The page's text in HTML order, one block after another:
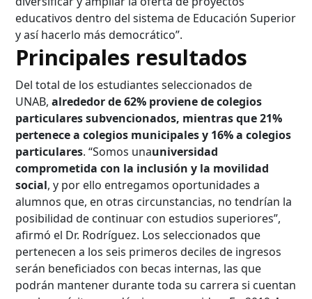
educativos dentro del sistema de Educación Superior
y así hacerlo más democrático”.
Principales resultados
Del total de los estudiantes seleccionados de
UNAB,alrededor de 62% proviene de colegios
particulares subvencionados, mientras que 21%
pertenece a colegios municipales y 16% a colegios
particulares. “Somos unauniversidad
comprometida con la inclusión y la movilidad
social, y por ello entregamos oportunidades a
alumnos que, en otras circunstancias, no tendrían la
posibilidad de continuar con estudios superiores”,
afirmó el Dr. Rodríguez. Los seleccionados que
pertenecen a los seis primeros deciles de ingresos
serán beneficiados con becas internas, las que
podrán mantener durante toda su carrera si cuentan
Búsqueda Avanzada
Carrera